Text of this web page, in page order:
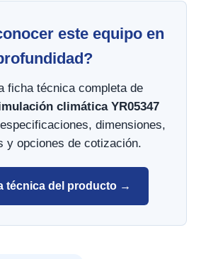
este equipo en
ficha técnica completa de
climática YR05347
dimensiones,
y opciones de cotización.
técnica del producto →